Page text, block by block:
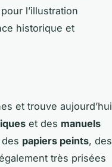
l’illustration
historique et
et trouve aujourd’hui
et des manuels
papiers peints, des
très prisées